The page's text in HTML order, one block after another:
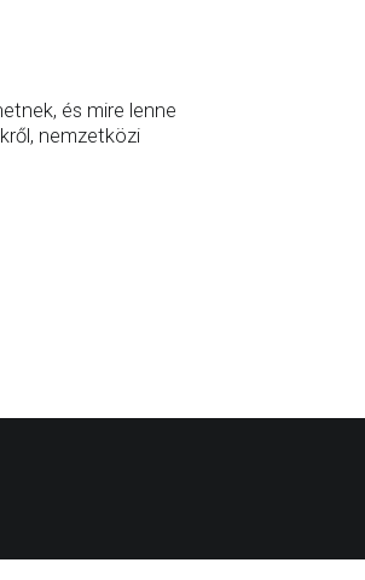
és mire lenne
nemzetközi